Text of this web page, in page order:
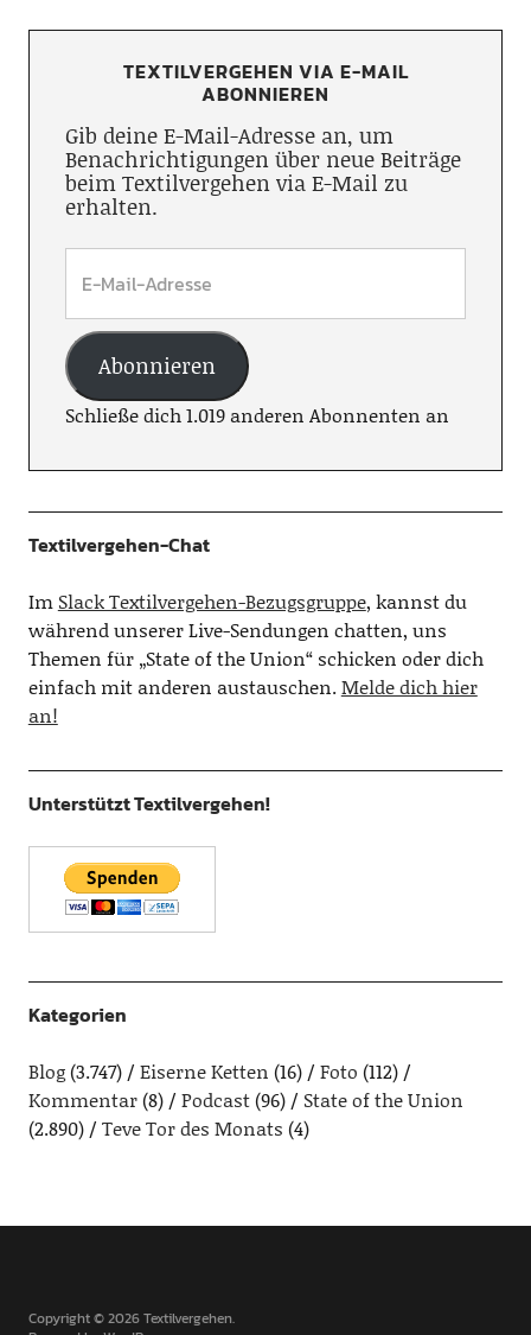
TEXTILVERGEHEN VIA E-MAIL
ABONNIEREN
Gib deine E-Mail-Adresse an, um
Benachrichtigungen über neue Beiträge
beim Textilvergehen via E-Mail zu
erhalten.
Abonnieren
Schließe dich 1.019 anderen Abonnenten an
Textilvergehen-Chat
Im Slack Textilvergehen-Bezugsgruppe, kannst du
während unserer Live-Sendungen chatten, uns
Themen für „State of the Union“ schicken oder dich
einfach mit anderen austauschen.Melde dich hier
an!
Unterstützt Textilvergehen!
Kategorien
Blog(3.747) Eiserne Ketten (16) Foto (112)
Kommentar(8) Podcast(96)
State of the Union
(2.890)
Teve Tor des Monats (4)
Copyright © 2026 Textilvergehen